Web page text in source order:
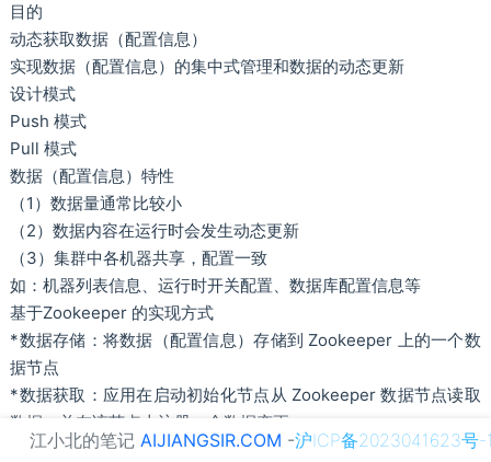
目的
动态获取数据（配置信息）
实现数据（配置信息）的集中式管理和数据的动态更新
设计模式
Push 模式
Pull 模式
数据（配置信息）特性
（1）数据量通常比较小
（2）数据内容在运行时会发生动态更新
（3）集群中各机器共享，配置一致
如：机器列表信息、运行时开关配置、数据库配置信息等
基于Zookeeper 的实现方式
*数据存储：将数据（配置信息）存储到 Zookeeper 上的一个数
据节点
*数据获取：应用在启动初始化节点从 Zookeeper 数据节点读取
数据，并在该节点上注册一个数据变更
Watcher
江小北的笔记 AIJIANGSIR.COM -沪ICP备2023041623号-